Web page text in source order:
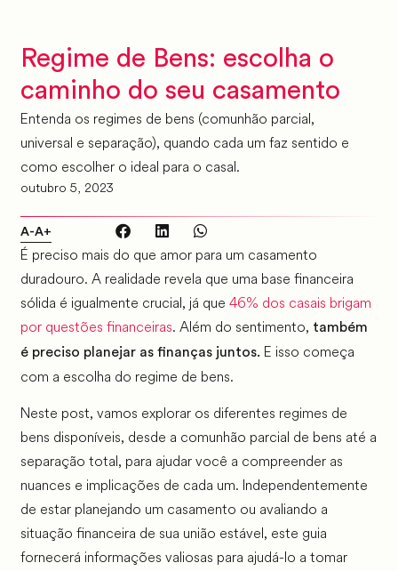
Regime de Bens: escolha o
caminho do seu casamento
Entenda os regimes de bens (comunhão parcial,
universal e separação), quando cada um faz sentido e
como escolher o ideal para o casal.
outubro 5, 2023
A-A+
É preciso mais do que amor para um casamento
duradouro. A realidade revela que uma base financeira
sólida é igualmente crucial, já que 46% dos casais brigam
por questões financeiras. Além do sentimento, também
é preciso planejar as finanças juntos. E isso começa
com a escolha do regime de bens.
Neste post, vamos explorar os diferentes regimes de
bens disponíveis, desde a comunhão parcial de bens até a
separação total, para ajudar você a compreender as
nuances e implicações de cada um. Independentemente
de estar planejando um casamento ou avaliando a
situação financeira de sua união estável, este guia
fornecerá informações valiosas para ajudá-lo a tomar